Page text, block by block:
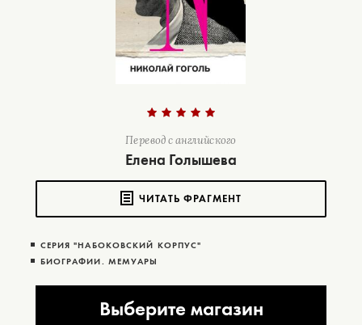
Перевод с английского
Елена Голышева
ЧИТАТЬ ФРАГМЕНТ
СЕРИЯ "НАБОКОВСКИЙ КОРПУС"
БИОГРАФИИ. МЕМУАРЫ
Выберите магазин